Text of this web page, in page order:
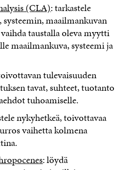
(CLA): tarkastele
maailmankuvan
taustalla oleva myytti
maailmankuva, systeemi ja
tulevaisuuden
tavat, suhteet, tuotanto
tuhoamiselle.
nykyhetkeä, toivottavaa
vaihetta kolmena
: löydä